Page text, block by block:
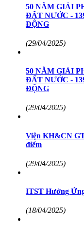
50 NĂM GIẢI
ĐẤT NƯỚC -
ĐỘNG
(29/04/2025)
50 NĂM GIẢI
ĐẤT NƯỚC -
ĐỘNG
(29/04/2025)
Viện KH&CN
điểm
(29/04/2025)
ITST Hưởng
(18/04/2025)